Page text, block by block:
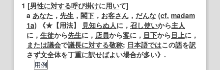
1 [男性に対する呼び掛けに用いて]
a あなた ， 先生 ， 閣下 ， お客さん ， だんな (cf. madam
1a) 《★ 【用法】 見知らぬ人に， 召し使いから主人
に， 生徒から先生に， 店員から客に， 目下から目上に，
または議会で議長に対する敬称; 日本語ではこの語を訳
さず文全体を丁重に訳せばよい場合が多い》.
用例